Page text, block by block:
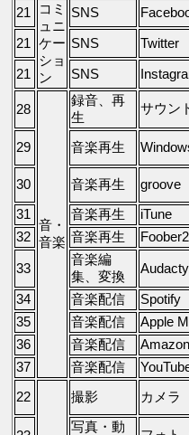
21
コミ
ュニ
ケー
ショ
ン
SNS
21 SNS Twitter
21 SNS
28
音・
音楽
録音、再
生
サウン
29 音楽再生
30 音楽再生 groove
31
音楽再生
iTune
32
音楽再生
33
音楽編
集、変換
Audacty
34 音楽配信
Spotify
35
音楽配信
Apple
36
音楽配信
37
音楽配信
22 撮影 カメラ
写真・動